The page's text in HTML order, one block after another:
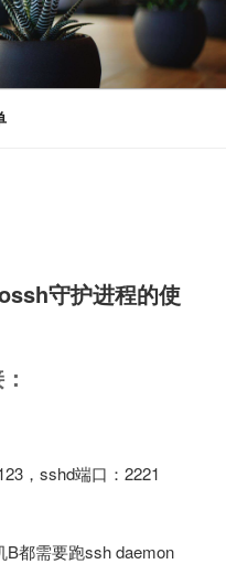
守护进程的使
，sshd端口：2221
都需要跑ssh daemon